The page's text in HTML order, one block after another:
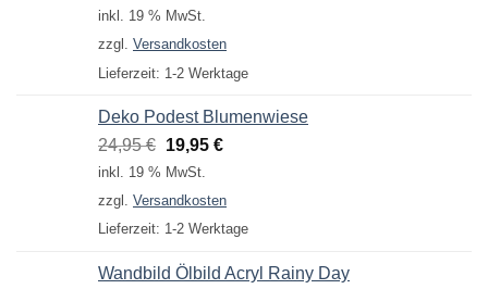
Preis
9,95 €4,95 €.
inkl. 19 % MwSt.
zzgl. Versandkosten
Lieferzeit: 1-2 Werktage
Deko Podest Blumenwiese
24,95€ Ursprünglicher
Preis
24,95 €
19,95 €Aktueller
19,95 €.
inkl. 19 % MwSt.
zzgl. Versandkosten
Lieferzeit: 1-2 Werktage
Wandbild Ölbild Acryl Rainy Day